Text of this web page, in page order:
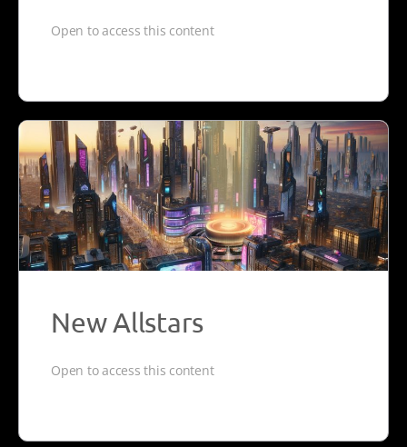
Open to access this content
New Allstars
Open to access this content